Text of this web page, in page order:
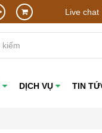
Live chat
DỊCH VỤ TIN